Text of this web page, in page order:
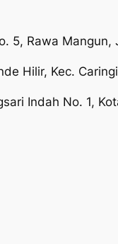
5, Rawa Mangun,
Hilir, Kec.
Indah No. 1,